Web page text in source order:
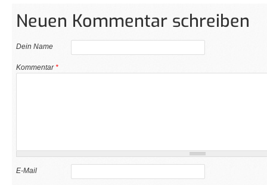
Neuen Kommentar schreiben
Dein Name
Kommentar*
E-Mail